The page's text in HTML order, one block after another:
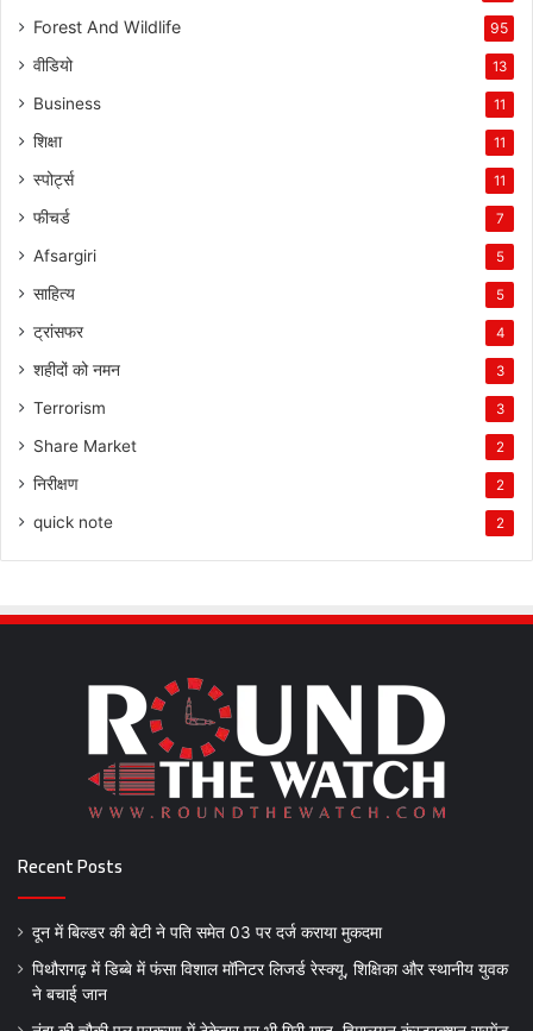
Forest And Wildlife 95
वीडियो 13
Business 11
शिक्षा 11
स्पोर्ट्स 11
फीचर्ड 7
Afsargiri 5
साहित्य 5
ट्रांसफर 4
शहीदों को नमन 3
Terrorism 3
Share Market 2
निरीक्षण 2
quick note 2
Recent Posts
दून में बिल्डर की बेटी ने पति समेत 03 पर दर्ज कराया मुकदमा
पिथौरागढ़ में डिब्बे में फंसा विशाल मॉनिटर लिजर्ड रेस्क्यू, शिक्षिका और स्थानीय युवक
ने बचाई जान